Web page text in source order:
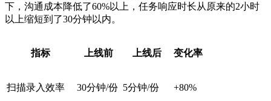
下，沟通成本降低了60%以上，任务响应时长从原来的2小时
以上缩短到了30分钟以内。
指标 上线前 上线后 变化率
扫描录入效率 30分钟/份 5分钟/份 +80%